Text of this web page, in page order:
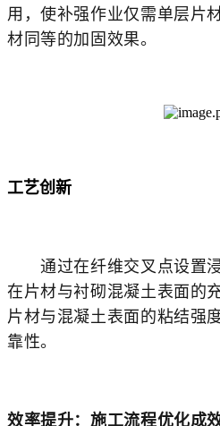
用，使补强作业仅需单层片
材同等的加固效果。
工艺创新
通过在纤维交叉点设置
在片材与衬砌混凝土表面的
片材与混凝土表面的粘结强
靠性。
效率提升：施工流程优化成